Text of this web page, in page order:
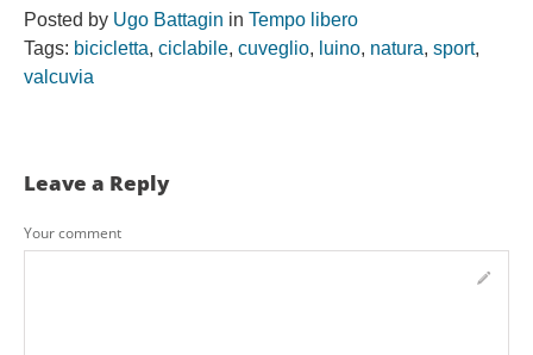
Posted by Ugo Battagin in Tempo libero
Tags: bicicletta, ciclabile, cuveglio, luino, natura, sport,
valcuvia
Leave a Reply
Your comment